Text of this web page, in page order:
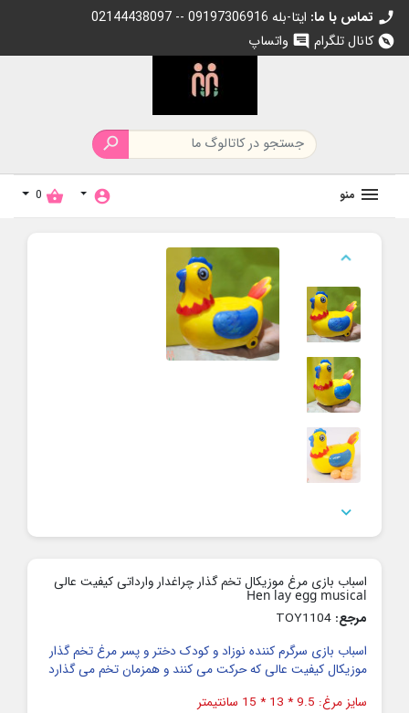
call تماس با ما: 02144438097 -- 09197306916 ایتا-بله
explore کانال تلگرام chat واتساپ

منو account_circle
shopping_basket
0


اسباب بازی مرغ موزیکال تخم گذار چراغدار وارداتی کیفیت عالی
Hen lay egg musical
مرجع:
اسباب بازی سرگرم کننده نوزاد و کودک دختر و پسر مرغ تخم گذار
موزیکال کیفیت عالی که حرکت می کنند و همزمان تخم می گذارد
سایز مرغ: 9.5 * 13 * 15 سانتیمتر